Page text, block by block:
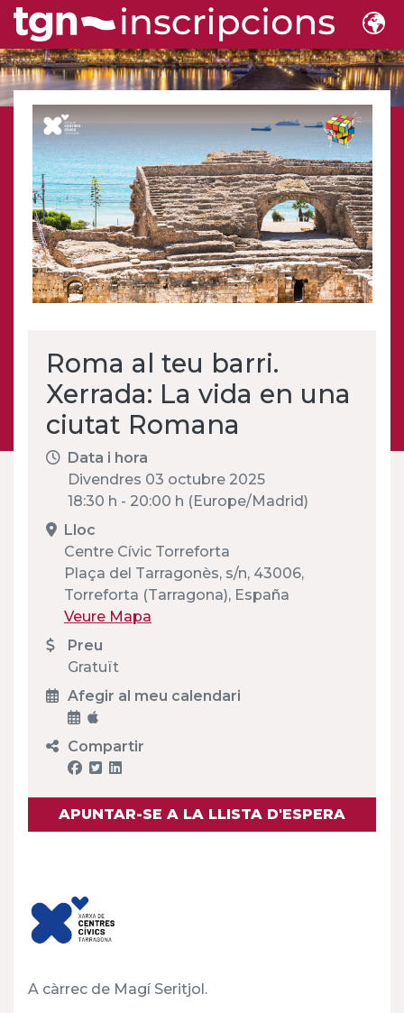
Roma al teu barri.
Xerrada: La vida en una
ciutat Romana
Data i hora
Divendres 03 octubre 2025
18:30 h - 20:00 h (Europe/Madrid)
Lloc
Centre Cívic Torreforta
Plaça del Tarragonès, s/n, 43006,
Torreforta (Tarragona), España
Veure Mapa
Preu
Gratuït
Afegir al meu calendari
Compartir
APUNTAR-SE A LA LLISTA D'ESPERA
A càrrec de Magí Seritjol.